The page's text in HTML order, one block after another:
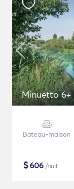
Minuetto 6+
Bateau-maison
$606 /nuit